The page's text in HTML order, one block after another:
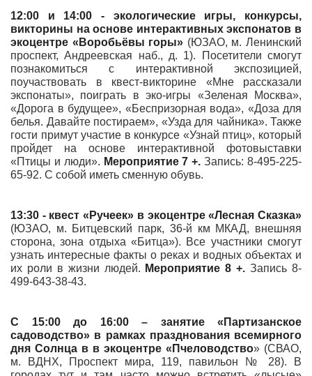
12:00 и 14:00 - экологические игры, конкурсы,
викторины на основе интерактивных экспонатов в
экоцентре «Воробьёвы горы» (ЮЗАО, м. Ленинский
проспект, Андреевская наб., д. 1). Посетители смогут
познакомиться с интерактивной экспозицией,
поучаствовать в квест-викторине «Мне рассказали
экспонаты», поиграть в эко-игры «Зеленая Москва»,
«Дорога в будущее», «Беспризорная вода», «Доза для
белья. Давайте постираем», «Узда для чайника». Также
гости примут участие в конкурсе «Узнай птиц», который
пройдет на основе интерактивной фотовыставки
«Птицы и люди». Мероприятие 7 +. Запись: 8-495-225-
65-92. С собой иметь сменную обувь.
13:30 - квест «Ручеек» в экоцентре «Лесная Сказка»
(ЮЗАО, м. Битцевский парк, 36-й км МКАД, внешняя
сторона, зона отдыха «Битца»). Все участники смогут
узнать интересные факты о реках и водных объектах и
их роли в жизни людей. Мероприятие 8 +. Запись 8-
499-643-38-43.
С 15:00 до 16:00 – занятие «Партизанское
садоводство» в рамках празднования всемирного
дня Солнца в в экоцентре «Пчеловодство» (СВАО,
м. ВДНХ, Проспект мира, 119, павильон № 28). В